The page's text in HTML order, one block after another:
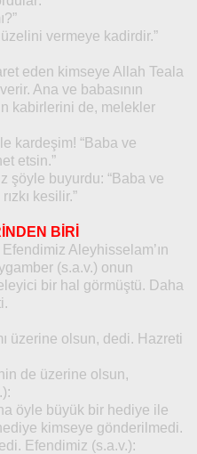
vermeye kadirdir.”
eden kimseye Allah Teala
Ana ve babasının
kabirlerini de, melekler
kardeşim! “Baba ve
etsin.”
şöyle buyurdu: “Baba ve
kesilir.”
BİRİ
Aleyhisselam’ın
(s.a.v.) onun
bir hal görmüştü. Daha
üzerine olsun, dedi. Hazreti
de üzerine olsun,
öyle büyük bir hediye ile
kimseye gönderilmedi.
Efendimiz (s.a.v.):